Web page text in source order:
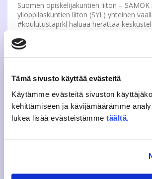
Tämä sivusto käyttää evästeitä
Käytämme evästeitä sivuston
kehittämiseen ja kävijämäärämme
lukea lisää evästeistämme täältä.
Suomen opiskelijakuntien liiton – SAMOK
ylioppilaskuntien liiton (SYL) yhteinen
#koulutustaprkl haluaa herättää
rahoituksesta, ilmastonmuutoksen
opiskelijan toimeentulosta, joka on myös
Ja tärkein kysymys ehdokkailta on:
Mikä on sun ratkaisu?
Eduskuntavaalit järjestetään sunnuntaina
3.-6.4.2019.
JAMKOn hallituksen puheenjohtaja